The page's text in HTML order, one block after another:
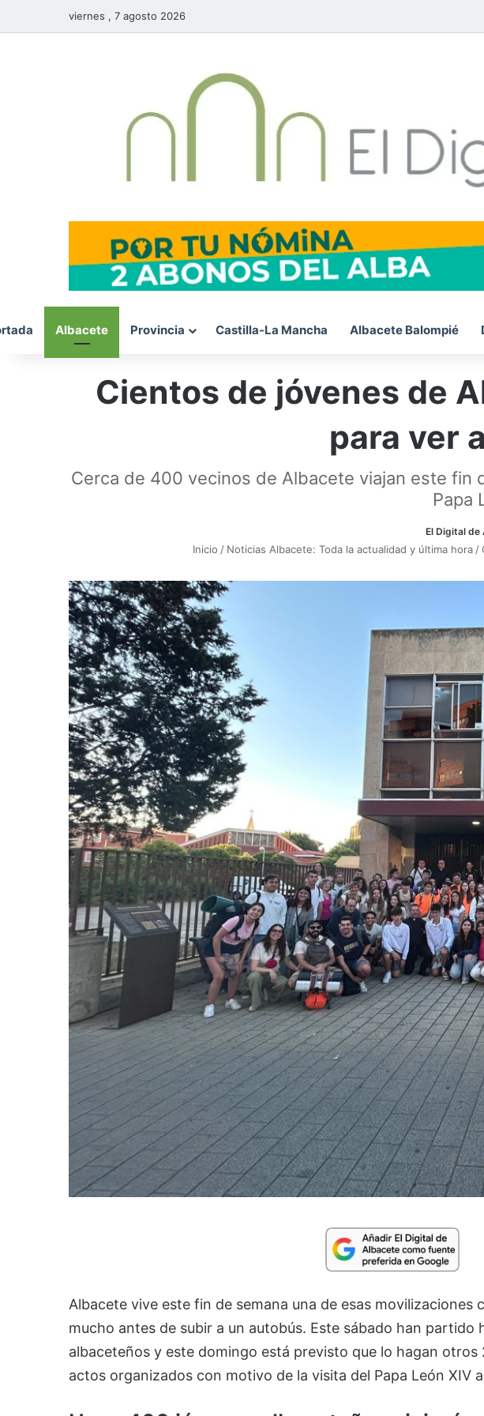
viernes , 7 agosto 2026
Albacete Provincia Castilla-La Mancha Albacete Balompié
Cientos de jóvenes de
para ver
Cerca de 400 vecinos de Albacete viajan este fin
Papa
El Digital de
Inicio / Noticias Albacete: Toda la actualidad y última hora /
Albacete vive este fin de semana una de esas movilizaciones
mucho antes de subir a un autobús. Este sábado han partido
albaceteños y este domingo está previsto que lo hagan
actos organizados con motivo de la visita del Papa León XIV